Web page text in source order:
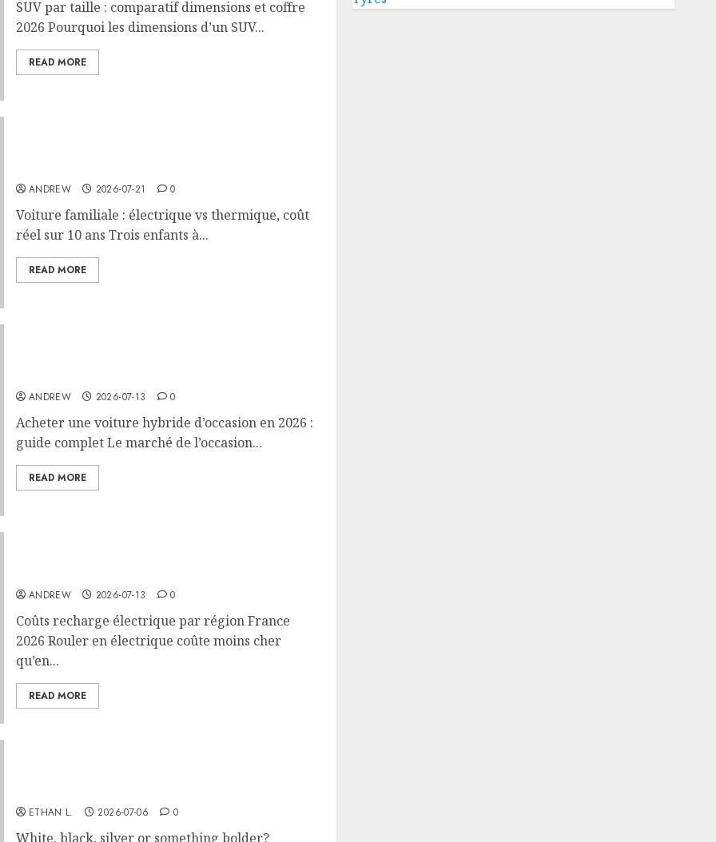
SUV par taille : comparatif dimensions et coffre
2026 Pourquoi les dimensions d’un SUV...
READ MORE
ANDREW 2026-07-21 0
Voiture familiale : électrique vs thermique, coût
réel sur 10 ans Trois enfants à...
READ MORE
ANDREW 2026-07-13 0
Acheter une voiture hybride d’occasion en 2026 :
guide complet Le marché de l’occasion...
READ MORE
ANDREW 2026-07-13 0
Coûts recharge électrique par région France
2026 Rouler en électrique coûte moins cher
qu’en...
READ MORE
ETHAN L. 2026-07-06 0
White, black, silver or something bolder?